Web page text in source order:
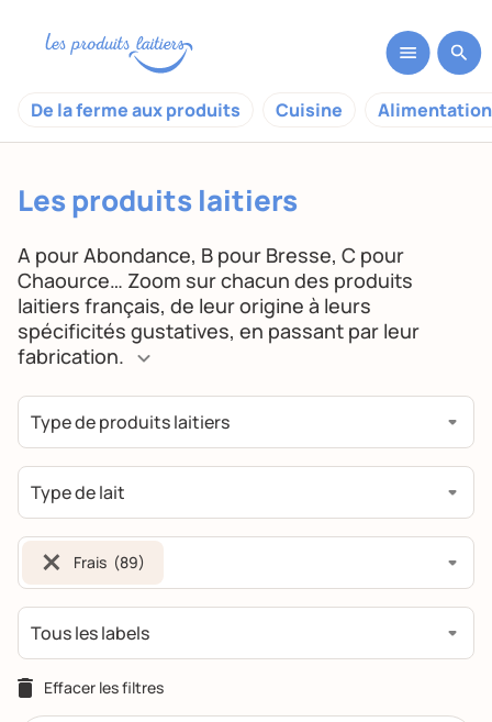
De la ferme aux produits Cuisine
Les produits laitiers
A pour Abondance, B pour Bresse, C pour
Chaource… Zoom sur chacun des produits
laitiers français, de leur origine à leurs
spécificités gustatives, en passant par leur
fabrication.
× Frais (89)